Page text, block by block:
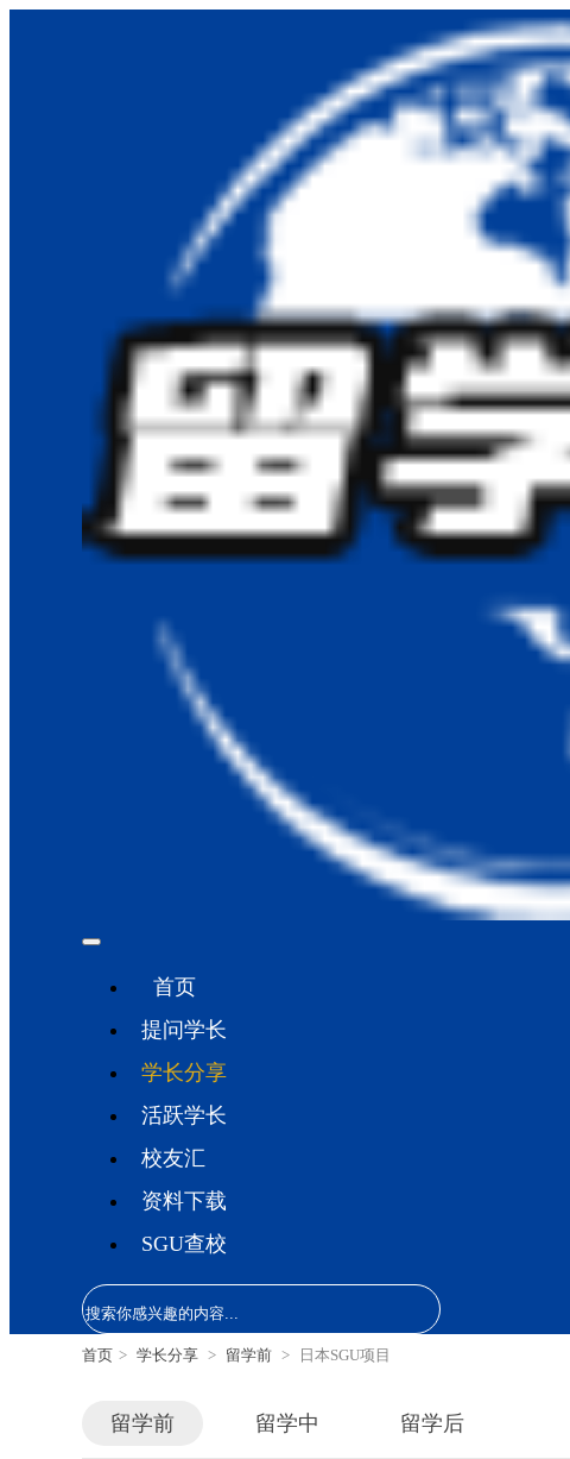
首页
提问学长
学长分享
活跃学长
校友汇
资料下载
SGU查校
首页 > 学长分享 > 留学前 > 日本SGU项目
留学前 留学中 留学后